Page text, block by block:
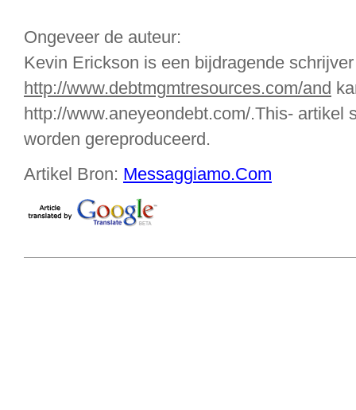
Ongeveer de auteur:
Kevin Erickson is een bijdragende
http://www.debtmgmtresources.com/and
http://www.aneyeondebt.com/.This- artikel
worden gereproduceerd.
Artikel Bron: Messaggiamo.Com